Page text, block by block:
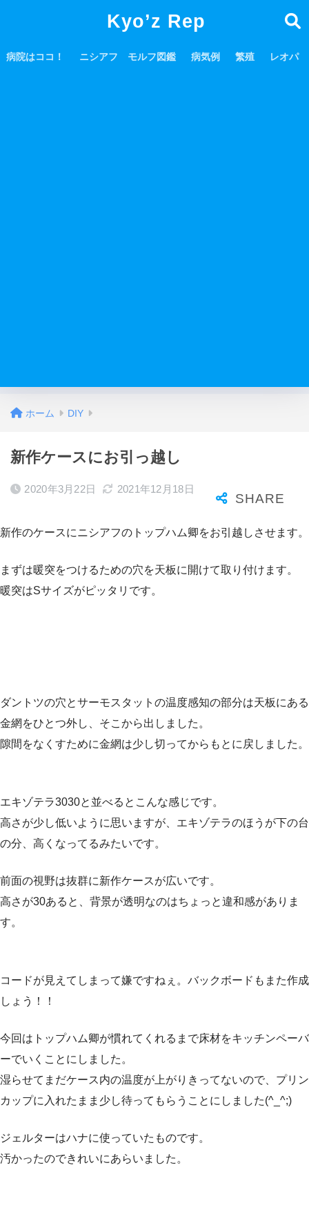
Kyo’z Rep
病院はココ！ ニシアフ モルフ図鑑 病気例 繁殖 レオパ
ホーム DIY
新作ケースにお引っ越し
2020年3月22日 2021年12月18日
新作のケースにニシアフのトップハム卿をお引越しさせます。
まずは暖突をつけるための穴を天板に開けて取り付けます。
暖突はSサイズがピッタリです。
ダントツの穴とサーモスタットの温度感知の部分は天板にある
金網をひとつ外し、そこから出しました。
隙間をなくすために金網は少し切ってからもとに戻しました。
エキゾテラ3030と並べるとこんな感じです。
高さが少し低いように思いますが、エキゾテラのほうが下の台
の分、高くなってるみたいです。
前面の視野は抜群に新作ケースが広いです。
高さが30あると、背景が透明なのはちょっと違和感がありま
す。
コードが見えてしまって嫌ですねぇ。バックボードもまた作成
しょう！！
今回はトップハム卿が慣れてくれるまで床材をキッチンペーバ
ーでいくことにしました。
湿らせてまだケース内の温度が上がりきってないので、プリン
カップに入れたまま少し待ってもらうことにしました(^_^;)
ジェルターはハナに使っていたものです。
汚かったのできれいにあらいました。